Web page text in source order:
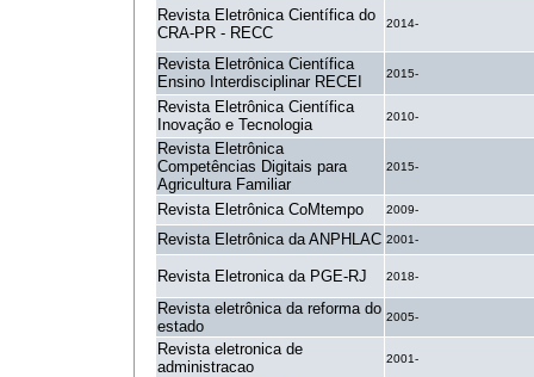
Revista Eletrônica Científica do
CRA-PR - RECC
2014-
Revista Eletrônica Científica
Ensino Interdisciplinar RECEI
2015-
Revista Eletrônica Científica
Inovação e Tecnologia
2010-
Revista Eletrônica
Competências Digitais para
Agricultura Familiar
2015-
Revista Eletrônica CoMtempo 2009-
Revista Eletrônica da ANPHLAC 2001-
Revista Eletronica da PGE-RJ 2018-
Revista eletrônica da reforma do
estado
2005-
Revista eletronica de
administracao
2001-